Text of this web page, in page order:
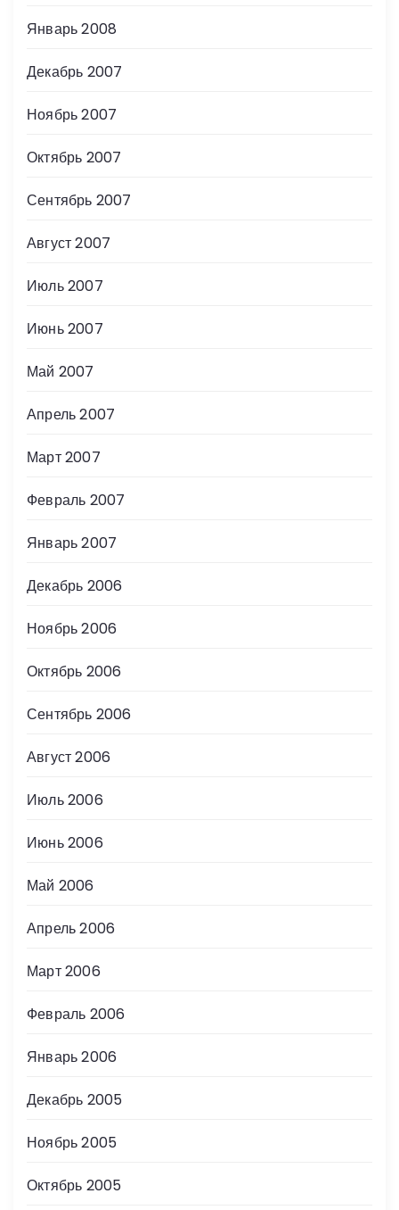
Январь 2008
Декабрь 2007
Ноябрь 2007
Октябрь 2007
Сентябрь 2007
Август 2007
Июль 2007
Июнь 2007
Май 2007
Апрель 2007
Март 2007
Февраль 2007
Январь 2007
Декабрь 2006
Ноябрь 2006
Октябрь 2006
Сентябрь 2006
Август 2006
Июль 2006
Июнь 2006
Май 2006
Апрель 2006
Март 2006
Февраль 2006
Январь 2006
Декабрь 2005
Ноябрь 2005
Октябрь 2005